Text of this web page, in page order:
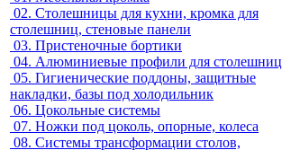
02. Столешницы для кухни, кромка для
столешниц, стеновые панели
03. Пристеночные бортики
04. Алюминиевые профили для столешниц
05. Гигиенические поддоны, защитные
накладки, базы под холодильник
06. Цокольные системы
07. Ножки под цоколь, опорные, колеса
08. Системы трансформации столов,